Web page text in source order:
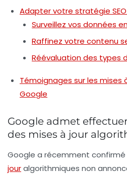
Adapter votre stratégie
Surveillez vos données
Raffinez votre contenu
Réévaluation des types
Témoignages sur les mises
Google
Google admet
des mises à jour
Google a récemment confirmé
jouralgorithmiques non